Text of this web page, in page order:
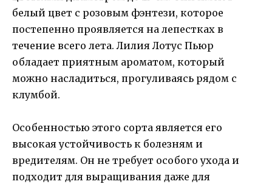
белый цвет с розовым фэнтези, которое
постепенно проявляется на лепестках в
течение всего лета. Лилия Лотус Пьюр
обладает приятным ароматом, который
можно насладиться, прогуливаясь рядом с
клумбой.
Особенностью этого сорта является его
высокая устойчивость к болезням и
вредителям. Он не требует особого ухода и
подходит для выращивания даже для